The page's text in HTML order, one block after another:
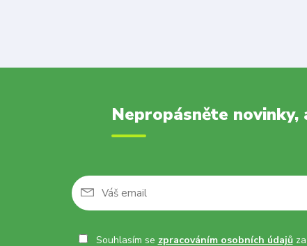
Nepropásněte novinky,
Souhlasím se zpracováním osobních údajůza